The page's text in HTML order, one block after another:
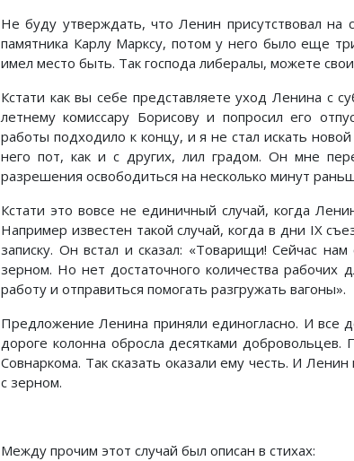
Не буду утверждать, что Ленин присутствовал на
памятника Карлу Марксу, потом у него было еще
имел место быть. Так господа либералы, можете
Кстати как вы себе представляете уход Ленина с
летнему комиссару Борисову и попросил его
работы подходило к концу, и я не стал искать
него пот, как и с других, лил градом. Он мне
разрешения освободиться на несколько минут
Кстати это вовсе не единичный случай, когда
Например известен такой случай, когда в дни IX
записку. Он встал и сказал: «Товарищи! Сейчас
зерном. Hо нет достаточного количества
работу и отправиться помогать разгружать вагоны».
Предложение Ленина приняли единогласно. И все
дороге колонна обросла десятками
Совнаркома. Так сказать оказали ему честь. И
с зерном.
Между прочим этот случай был описан в стихах: